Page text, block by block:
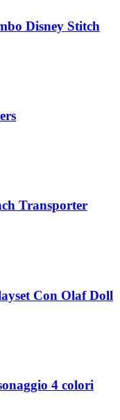
Disney Stitch
Transporter
Con Olaf Doll
4 colori